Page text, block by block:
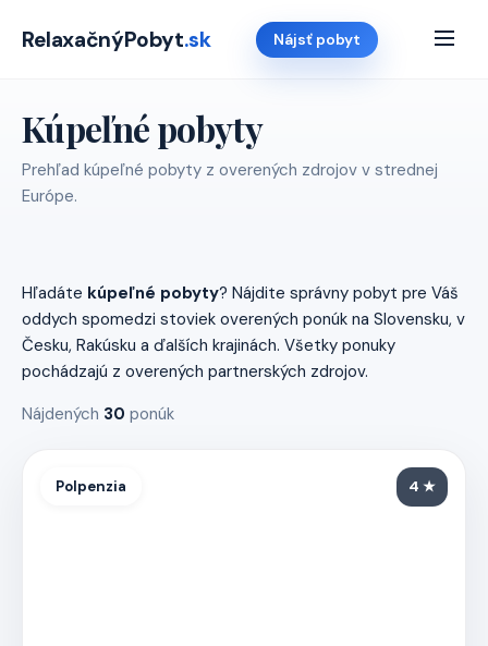
RelaxačnýPobyt.sk Nájsť pobyt
Kúpeľné pobyty
Prehľad kúpeľné pobyty z overených zdrojov v strednej
Európe.
Hľadáte kúpeľné pobyty? Nájdite správny pobyt pre Váš
oddych spomedzi stoviek overených ponúk na Slovensku, v
Česku, Rakúsku a ďalších krajinách. Všetky ponuky
pochádzajú z overených partnerských zdrojov.
Nájdených 30 ponúk
Polpenzia 4 ★